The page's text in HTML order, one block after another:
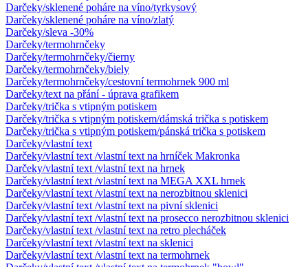
Darčeky/sklenené poháre na víno/tyrkysový
Darčeky/sklenené poháre na víno/zlatý
Darčeky/sleva -30%
Darčeky/termohrnčeky
Darčeky/termohrnčeky/čierny
Darčeky/termohrnčeky/biely
Darčeky/termohrnčeky/cestovní termohrnek 900 ml
Darčeky/text na přání - úprava grafikem
Darčeky/trička s vtipným potiskem
Darčeky/trička s vtipným potiskem/dámská trička s potiskem
Darčeky/trička s vtipným potiskem/pánská trička s potiskem
Darčeky/vlastní text
Darčeky/vlastní text /vlastní text na hrníček Makronka
Darčeky/vlastní text /vlastní text na hrnek
Darčeky/vlastní text /vlastní text na MEGA XXL hrnek
Darčeky/vlastní text /vlastní text na nerozbitnou sklenici
Darčeky/vlastní text /vlastní text na pivní sklenici
Darčeky/vlastní text /vlastní text na prosecco nerozbitnou sklenici
Darčeky/vlastní text /vlastní text na retro plecháček
Darčeky/vlastní text /vlastní text na sklenici
Darčeky/vlastní text /vlastní text na termohrnek